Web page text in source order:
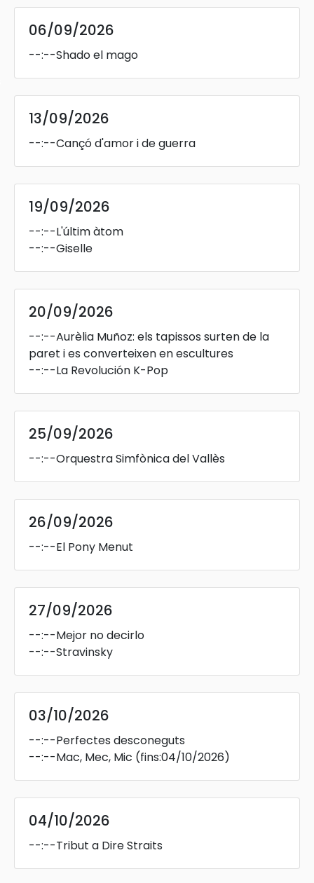
06/09/2026
--:--Shado el mago
13/09/2026
--:--Cançó d'amor i de guerra
19/09/2026
--:--L'últim àtom
--:--Giselle
20/09/2026
--:--Aurèlia Muñoz: els tapissos surten de la
paret i es converteixen en escultures
--:--La Revolución K-Pop
25/09/2026
--:--Orquestra Simfònica del Vallès
26/09/2026
--:--El Pony Menut
27/09/2026
--:--Mejor no decirlo
--:--Stravinsky
03/10/2026
--:--Perfectes desconeguts
--:--Mac, Mec, Mic (fins:04/10/2026)
04/10/2026
--:--Tribut a Dire Straits